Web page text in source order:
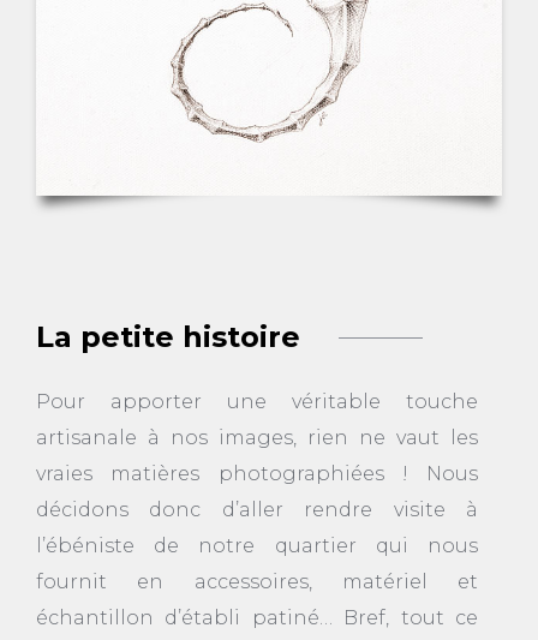
La petite histoire
Pour apporter une véritable touche
artisanale à nos images, rien ne vaut les
vraies matières photographiées ! Nous
décidons donc d’aller rendre visite à
l’ébéniste de notre quartier qui nous
fournit en accessoires, matériel et
échantillon d’établi patiné… Bref, tout ce